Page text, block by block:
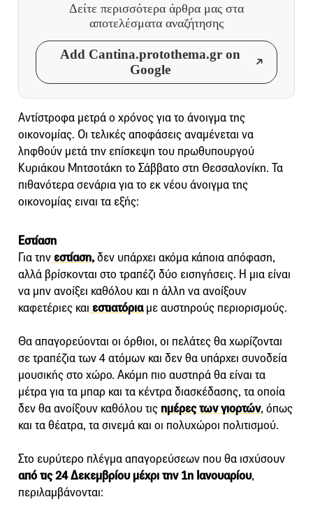
Δείτε περισσότερα άρθρα μας στα
αποτελέσματα αναζήτησης
Add Cantina.protothema.gr on
Google
Αντίστροφα μετρά ο χρόνος για το άνοιγμα της
οικονομίας. Οι τελικές αποφάσεις αναμένεται να
ληφθούν μετά την επίσκεψη του πρωθυπουργού
Κυριάκου Μητσοτάκη το Σάββατο στη Θεσσαλονίκη. Τα
πιθανότερα σενάρια για το εκ νέου άνοιγμα της
οικονομίας ειναι τα εξής:
Εστίαση
Για τηνεστίαση,δεν υπάρχει ακόμα κάποια απόφαση,
αλλά βρίσκονται στο τραπέζι δύο εισηγήσεις. Η μια είναι
να μην ανοίξει καθόλου και η άλλη να ανοίξουν
καφετέριες και εστιατόριαμε αυστηρούς περιορισμούς.
Θα απαγορεύονται οι όρθιοι, οι πελάτες θα χωρίζονται
σε τραπέζια των 4 ατόμων και δεν θα υπάρχει συνοδεία
μουσικής στο χώρο. Ακόμη πιο αυστηρά θα είναι τα
μέτρα για τα μπαρ και τα κέντρα διασκέδασης, τα οποία
δεν θα ανοίξουν καθόλου τις ημέρες των γιορτών, όπως
και τα θέατρα, τα σινεμά και οι πολυχώροι πολιτισμού.
Στο ευρύτερο πλέγμα απαγορεύσεων που θα ισχύσουν
από τις 24 Δεκεμβρίου μέχρι την 1η Ιανουαρίου,
περιλαμβάνονται: